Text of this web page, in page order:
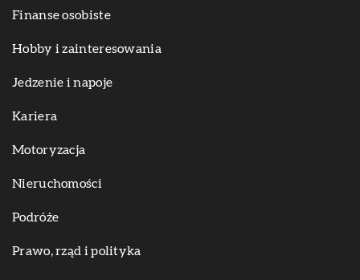
Finanse osobiste
Hobby i zainteresowania
Jedzenie i napoje
Kariera
Motoryzacja
Nieruchomości
Podróże
Prawo, rząd i polityka